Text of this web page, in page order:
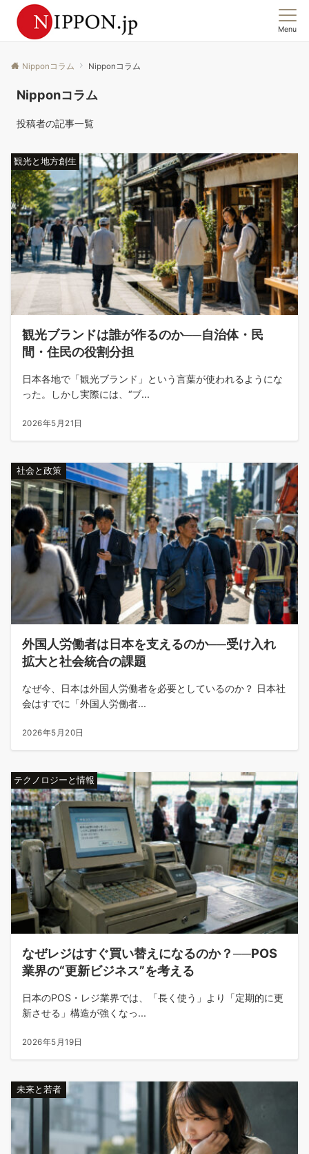
Menu
Nipponコラム Nipponコラム
Nipponコラム
投稿者の記事一覧
観光と地方創生
観光ブランドは誰が作るのか──自治体・民
間・住民の役割分担
日本各地で「観光ブランド」という言葉が使われるようにな
った。しかし実際には、“ブ...
2026年5月21日
社会と政策
外国人労働者は日本を支えるのか──受け入れ
拡大と社会統合の課題
なぜ今、日本は外国人労働者を必要としているのか？ 日本社
会はすでに「外国人労働者...
2026年5月20日
テクノロジーと情報
なぜレジはすぐ買い替えになるのか？──POS
業界の“更新ビジネス”を考える
日本のPOS・レジ業界では、「長く使う」より「定期的に更
新させる」構造が強くなっ...
2026年5月19日
未来と若者